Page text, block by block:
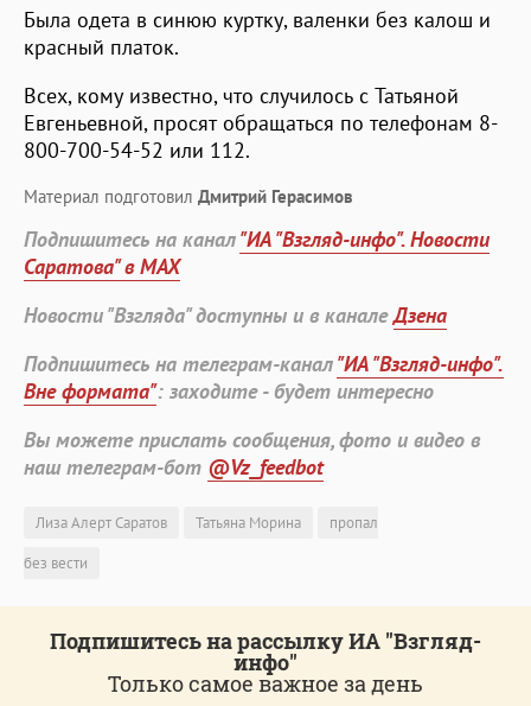
Была одета в синюю куртку, валенки без калош и
красный платок.
Всех, кому известно, что случилось с Татьяной
Евгеньевной, просят обращаться по телефонам 8-
800-700-54-52 или 112.
Материал подготовил Дмитрий Герасимов
Подпишитесь на канал"ИА "Взгляд-инфо". Новости
Саратова" в MAX
Новости "Взгляда" доступны и в каналеДзена
Подпишитесь на телеграм-канал"ИА "Взгляд-инфо".
Вне формата": заходите - будет интересно
Вы можете прислать сообщения, фото и видео в
наш телеграм-бот @Vz_feedbot
Лиза Алерт Саратов Татьяна Морина
пропал
без вести
Подпишитесь на рассылку ИА "Взгляд-
инфо"
Только самое важное за день